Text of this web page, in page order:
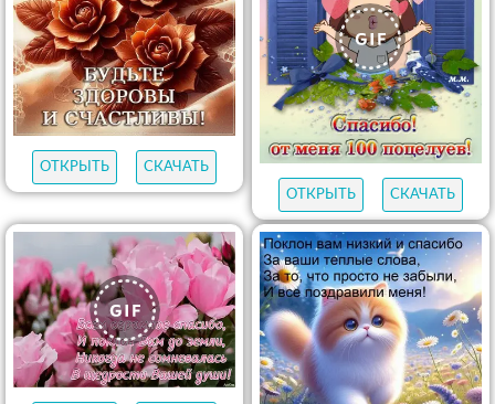
ОТКРЫТЬ
СКАЧАТЬ
ОТКРЫТЬ
СКАЧАТЬ